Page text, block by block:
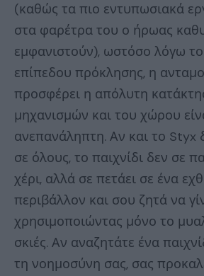
(καθώς τα πιο εντυπωσιακά
στα φαρέτρα του ο ήρωας
εμφανιστούν), ωστόσο λόγω
επίπεδου πρόκλησης, η
προσφέρει η απόλυτη
μηχανισμών και του χώρου
ανεπανάληπτη. Αν και το Styx
σε όλους, το παιχνίδι δεν σε
χέρι, αλλά σε πετάει σε ένα
περιβάλλον και σου ζητά να
χρησιμοποιώντας μόνο το
σκιές. Αν αναζητάτε ένα
τη νοημοσύνη σας, σας